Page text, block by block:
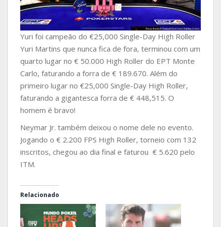
Yuri foi campeão do €25,000 Single-Day High Roller
Yuri Martins que nunca fica de fora, terminou com um
quarto lugar no € 50.000 High Roller do EPT Monte
Carlo, faturando a forra de € 189.670. Além do
primeiro lugar no €25,000 Single-Day High Roller,
faturando a gigantesca forra de € 448,515. O
homem é bravo!
Neymar Jr. também deixou o nome dele no evento.
Jogando o € 2.200 FPS High Roller, torneio com 132
inscritos, chegou ao dia final e faturou € 5.620 pelo
ITM.
Relacionado